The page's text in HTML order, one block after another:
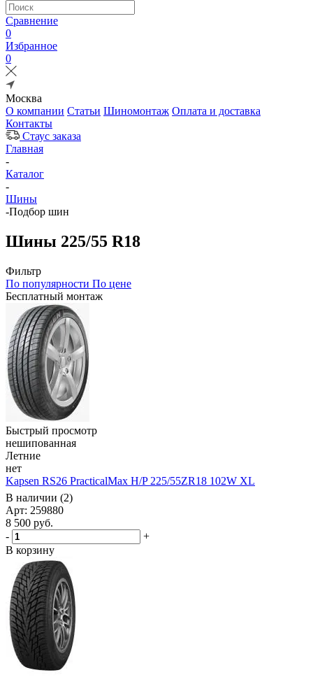
Сравнение
0
Избранное
0
Москва
О компании Статьи Шиномонтаж Оплата и доставка
Контакты
Стаус заказа
Главная
-
Каталог
-
Шины
-Подбор шин
Шины 225/55 R18
Фильтр
По популярности По цене
Бесплатный монтаж
Быстрый просмотр
нешипованная
Летние
нет
Kapsen RS26 PracticalMax H/P 225/55ZR18 102W XL
В наличии (2)
Арт: 259880
8 500 руб.
-
+
В корзину